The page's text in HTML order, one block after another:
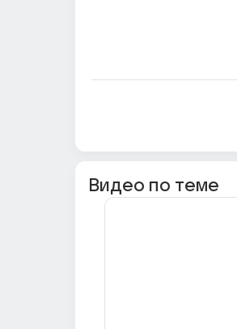
Видео по теме